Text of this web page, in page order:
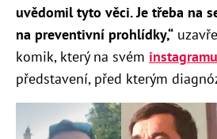
uvědomil tyto věci. Je třeba na
na preventivní prohlídky,“
komik, který na svém instagramu
představení, před kterým